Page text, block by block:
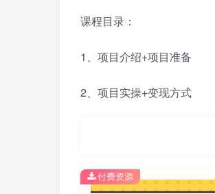
课程目录：
1、项目介绍+项目准备
2、项目实操+变现方式
付费资源